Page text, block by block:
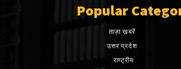
Popular
ताज़ा खबरें
उत्तर प्रदेश
राष्ट्रीय